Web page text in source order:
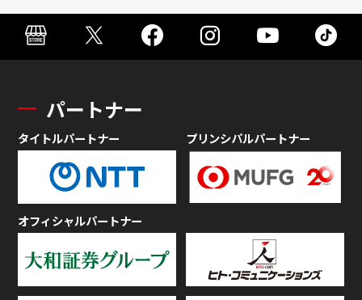
パートナー
タイトルパートナー プリンシパルパートナー
オフィシャルパートナー